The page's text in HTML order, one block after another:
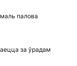
палова
за ўрадам